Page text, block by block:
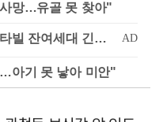
망…유골 못 찾아"
아기 못 낳아 미안"